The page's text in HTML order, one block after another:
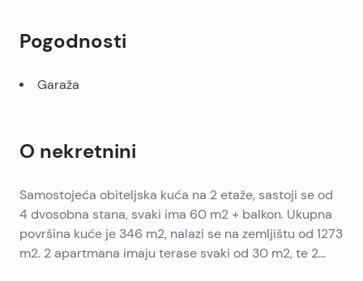
Pogodnosti
Garaža
O nekretnini
Samostojeća obiteljska kuća na 2 etaže, sastoji se od
4 dvosobna stana, svaki ima 60 m2 + balkon. Ukupna
površina kuće je 346 m2, nalazi se na zemljištu od 1273
m2. 2 apartmana imaju terase svaki od 30 m2, te 2